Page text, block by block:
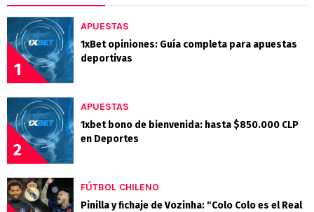
1
APUESTAS
1xBet opiniones: Guía completa para apuestas
deportivas
2
APUESTAS
1xbet bono de bienvenida: hasta $850.000 CLP
en Deportes
FÚTBOL CHILENO
Pinilla y fichaje de Vozinha: "Colo Colo es el Real